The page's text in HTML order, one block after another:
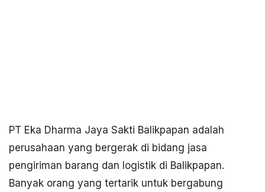
PT Eka Dharma Jaya Sakti Balikpapan adalah
perusahaan yang bergerak di bidang jasa
pengiriman barang dan logistik di Balikpapan.
Banyak orang yang tertarik untuk bergabung